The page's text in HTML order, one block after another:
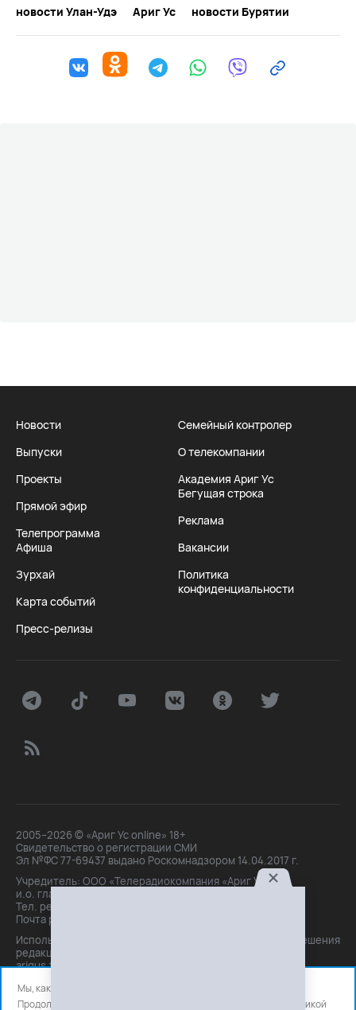
новости Улан-Удэ
Ариг Ус новости Бурятии
Новости
Выпуски
Проекты
Прямой эфир
Телепрограмма
Афиша
Зурхай
Карта событий
Пресс-релизы
Семейный контролер
О телекомпании
Академия Ариг Ус
Бегущая строка
Реклама
Вакансии
Политика
конфиденциальности
2005–2026 © «Ариг Ус online» 18+
Свидетельство о регистрации СМИ
Эл №ФС 77-69437 выдано Роскомнадзором 14.04.2017 г.
Учредитель: ООО «Телерадиокомпания «Ариг Ус»,
и.о. главного редактора: Маханова О.Б.
Тел. peдakции: +7(3012)21-30-14,
Почта peдakции: editor@arigus.tv
Использование материалов только с письменного разрешения
редакции. При цитировании прямая активная ссылка на
arigus.tv обязательна.
Мы, как и все используем файлы cookie и сервисы аналитики.
Продолжая использовать сайт, вы соглашаетесь с нашей
политикой